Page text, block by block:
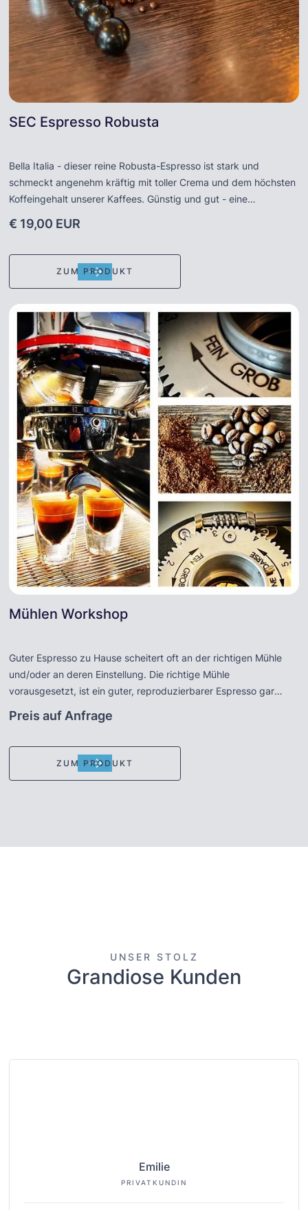
SEC Espresso Robusta
Bella Italia - dieser reine Robusta-Espresso ist stark und
schmeckt angenehm kräftig mit toller Crema und dem höchsten
Koffeingehalt unserer Kaffees. Günstig und gut - eine
Empfehlung für Siebträgermaschinen und alle Freunde herber
Espressi !
€ 19,00 EUR
ZUM PRODUKT
Mühlen Workshop
Guter Espresso zu Hause scheitert oft an der richtigen Mühle
und/oder an deren Einstellung. Die richtige Mühle
vorausgesetzt, ist ein guter, reproduzierbarer Espresso gar
die funktionsweise einer Mühle erklären - Einstellung und
Auswirkungen bei Verwendung verschiedener Sorten und
Mischungen. Nach Absprache auch an Ihrer eigenen Mühle !
Preis auf Anfrage
ZUM PRODUKT
UNSER STOLZ
Grandiose Kunden
Emilie
PRIVATKUNDIN